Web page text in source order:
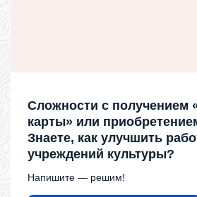
Сложности с получением
карты» или
Знаете, как улучшить
учреждений культуры?
Напишите — решим!